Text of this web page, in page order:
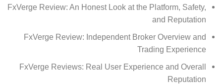
FxVerge Review: An Honest Look at the Platform, Safety,
and Reputation
FxVerge Review: Independent Broker Overview and
Trading Experience
FxVerge Reviews: Real User Experience and Overall
Reputation